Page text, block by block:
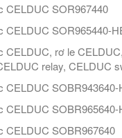
CELDUC SOR967440
CELDUC SOR965440-
CELDUC, rơ le
relay, CELDUC
CELDUC SOBR943640-
CELDUC SOBR965640-
CELDUC SOBR967640